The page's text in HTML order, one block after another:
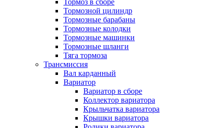
Тормоз в сборе
Тормозной цилиндр
Тормозные барабаны
Тормозные колодки
Тормозные машинки
Тормозные шланги
Тяга тормоза
Трансмиссия
Вал карданный
Вариатор
Вариатор в сборе
Коллектор вариатора
Крыльчатка вариатора
Крышки вариатора